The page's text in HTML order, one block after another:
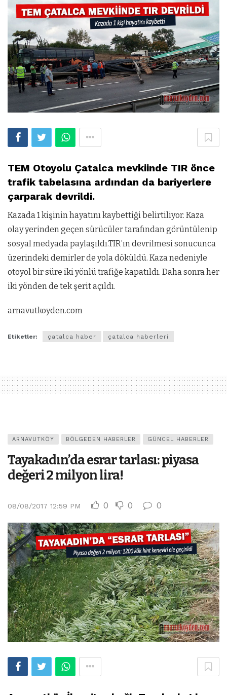
TEM Otoyolu Çatalca mevkiinde TIR önce
trafik tabelasına ardından da bariyerlere
çarparak devrildi.
Kazada 1 kişinin hayatını kaybettiği belirtiliyor. Kaza
olay yerinden geçen sürücüler tarafından görüntülenip
sosyal medyada paylaşıldı.TIR’ın devrilmesi sonucunca
üzerindeki demirler de yola döküldü. Kaza nedeniyle
otoyol bir süre iki yönlü trafiğe kapatıldı. Daha sonra her
iki yönden de tek şerit açıldı.
arnavutkoyden.com
Etiketler: çatalca haber çatalca haberleri
ARNAVUTKÖY BÖLGEDEN HABERLER GÜNCEL HABERLER
Tayakadın’da esrar tarlası: piyasa
değeri 2 milyon lira!
08/08/2017 12:59 PM 0 0 0